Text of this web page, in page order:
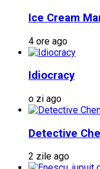
Ice Cream
4 ore ago
Idiocracy
o zi ago
Detective
2 zile ago